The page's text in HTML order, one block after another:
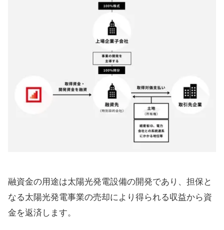
融資金の用途は太陽光発電設備の開発であり、担保と
なる太陽光発電事業の売却により得られる収益から資
金を返済します。